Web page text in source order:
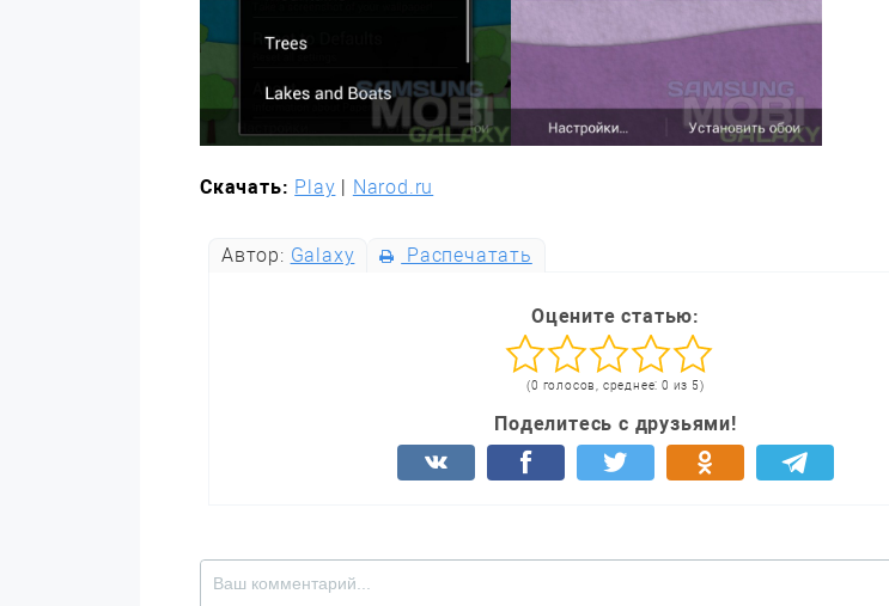
Скачать: Play | Narod.ru
Автор: Galaxy Распечатать
Оцените статью:
(0 голосов, среднее: 0 из 5)
Поделитесь с друзьями!